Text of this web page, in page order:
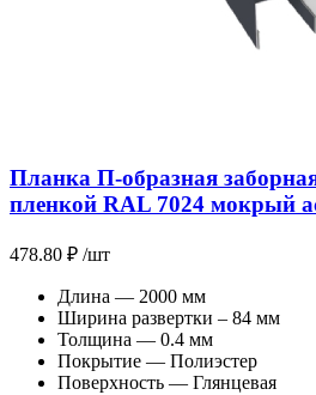
Планка П-образная
пленкой RAL 7024 мокрый
478.80 ₽ /шт
Длина — 2000 мм
Ширина развертки – 84 мм
Толщина — 0.4 мм
Покрытие — Полиэстер
Поверхность — Глянцевая